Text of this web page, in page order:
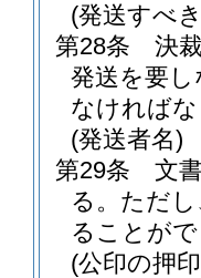
(発送すべ
第28条
決
発送を要
なければ
(発送者名)
第29条
文
る。 ただ
ることが
(公印の押